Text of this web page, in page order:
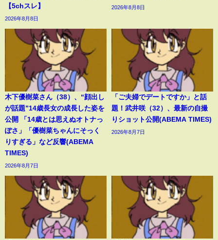
【5chスレ】
2026年8月8日
2026年8月8日
木下優樹菜さん（38）、“顔出し
が話題”14歳長女の成長した姿を
公開 「14歳とは思えぬオトナっ
ぽさ」「優樹菜ちゃんにそっく
りすぎる」など反響(ABEMA
TIMES)
2026年8月7日
「ご夫婦でデートですか」と話
題！武井咲（32）、最新の自撮
りショット公開(ABEMA TIMES)
2026年8月7日